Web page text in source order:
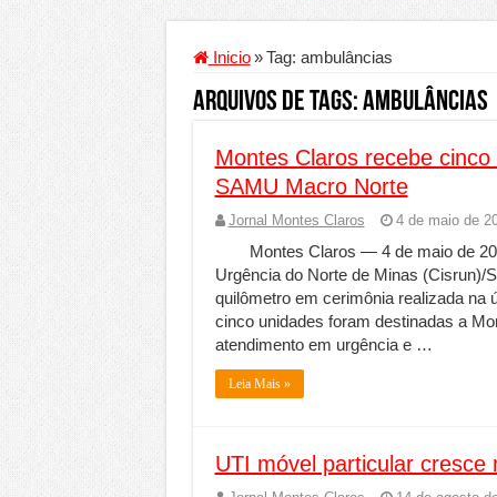
Criador de Sites ou VPS:
Conheça a melhor
Segurança digital se
Comércio Interativo
PF e Emissoras Apertam
De economista a
Marcenaria sob medida:
Do estudo à aprovação:
Tomada de decisão
Qualidade do produto e
O Crescimento da
Inicio » Tag: ambulâncias
Arquivos de Tags:ambulâncias
Montes Claros recebe
SAMU Macro Norte
Jornal Montes Claros 4 de maio de
Montes Claros — 4 de maio de
Urgência do Norte de Minas (Cisrun)/
quilômetro em cerimônia realizada na
cinco unidades foram destinadas a
atendimento em urgência e …
Leia Mais »
UTI móvel particular cresce